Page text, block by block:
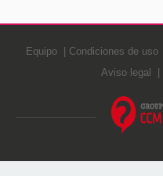
Equipo Condiciones de uso
Aviso legal